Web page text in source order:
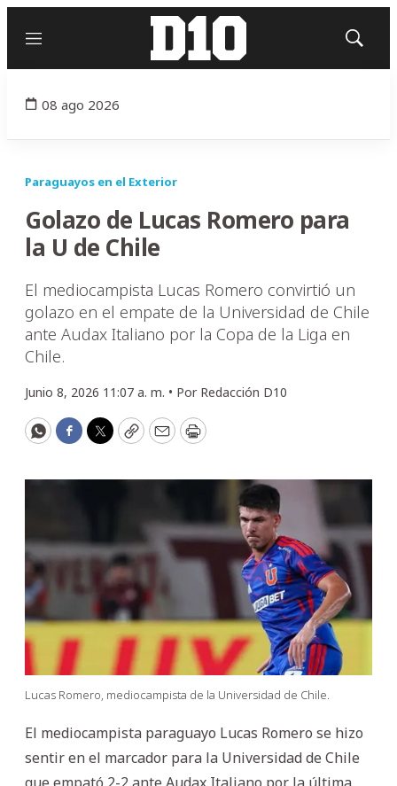
Menú
Mostrar
08 ago 2026
Paraguayos en el Exterior
Golazo de Lucas Romero para
la U de Chile
El mediocampista Lucas Romero convirtió un
golazo en el empate de la Universidad de Chile
ante Audax Italiano por la Copa de la Liga en
Chile.
Junio 8, 2026 11:07 a. m. • Por Redacción D10
WhatsApp
Facebook
Twitter
CopyEmailPrint
Lucas Romero, mediocampista de la Universidad de Chile.
El mediocampista paraguayo Lucas Romero se hizo
sentir en el marcador para la Universidad de Chile